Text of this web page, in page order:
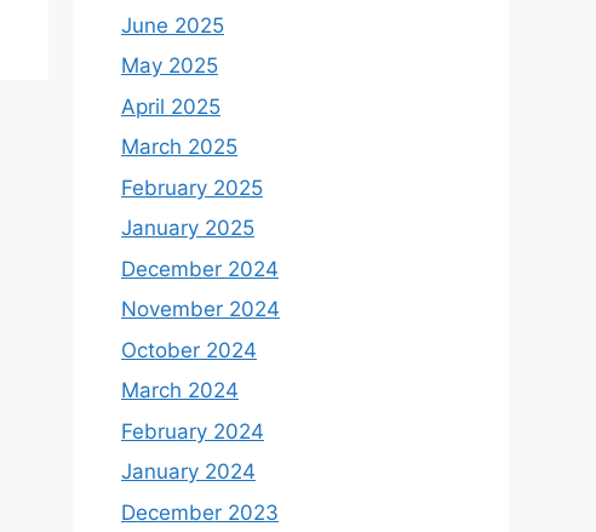
June 2025
May 2025
April 2025
March 2025
February 2025
January 2025
December 2024
November 2024
October 2024
March 2024
February 2024
January 2024
December 2023